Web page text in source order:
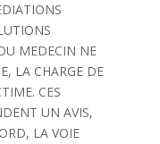
MEDECIN NE
LA CHARGE DE
CES
UN AVIS,
LA VOIE